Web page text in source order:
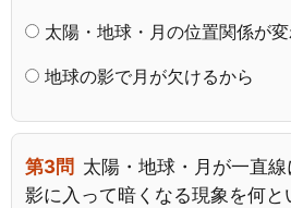
太陽・地球・月の位置関係が
地球の影で月が欠けるから
第3問 太陽・地球・月が一直
影に入って暗くなる現象を何と